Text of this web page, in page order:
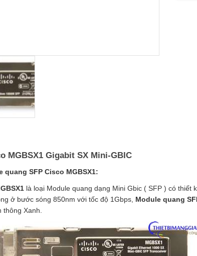
MGBSX1 Gigabit SX Mini-GBIC
SFP Cisco MGBSX1:
là loại Module quang dạng Mini Gbic ( SFP ) có thiết
ở bước sóng 850nm với tốc độ 1Gbps, Module quang
Xanh.